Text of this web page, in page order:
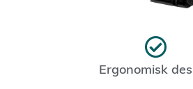
Ergonomisk